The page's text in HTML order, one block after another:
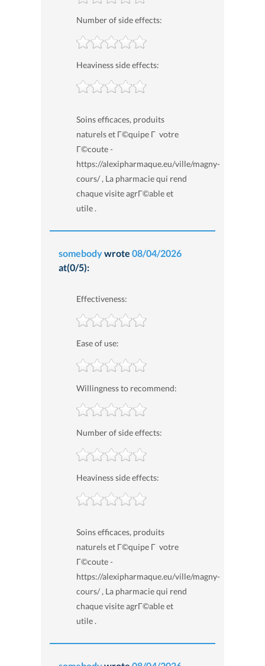
Number of side effects:
Heaviness side effects:
Soins efficaces, produits
naturels et Г©quipe Г votre
Г©coute -
https://alexipharmaque.eu/ville/magny-
cours/ , La pharmacie qui rend
chaque visite agrГ©able et
utile .
somebodywrote 08/04/2026
at(0/5):
Effectiveness:
Ease of use:
Willingness to recommend:
Number of side effects:
Heaviness side effects:
Soins efficaces, produits
naturels et Г©quipe Г votre
Г©coute -
https://alexipharmaque.eu/ville/magny-
cours/ , La pharmacie qui rend
chaque visite agrГ©able et
utile .